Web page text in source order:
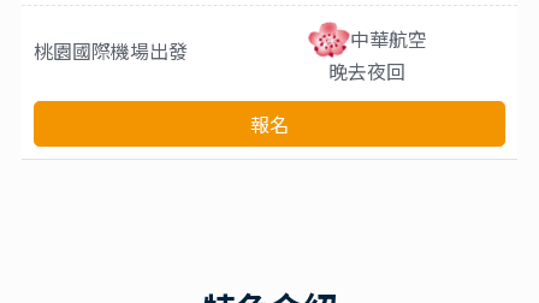
桃園國際機場出發
中華航空
晚去夜回
報名